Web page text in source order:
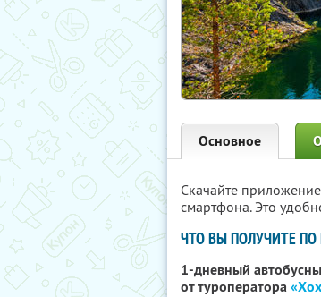
Основное
Скачайте
смартфона. Это
ЧТО ВЫ ПОЛУЧИТЕ ПО
1-дневный
от туроператора